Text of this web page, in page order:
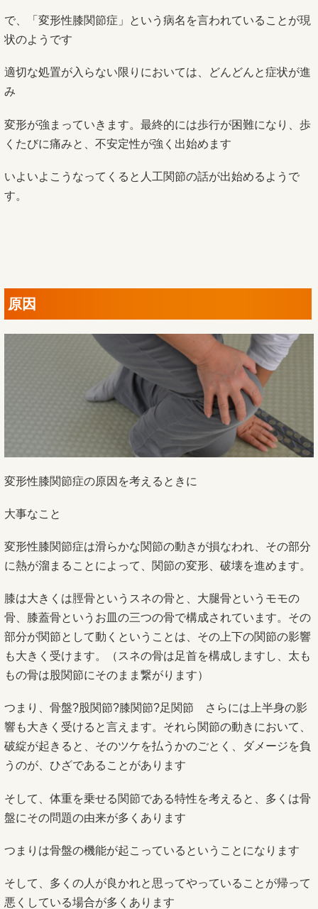
で、「変形性膝関節症」という病名を言われていることが現
状のようです
適切な処置が入らない限りにおいては、どんどんと症状が進
み
変形が強まっていきます。最終的には歩行が困難になり、歩
くたびに痛みと、不安定性が強く出始めます
いよいよこうなってくると人工関節の話が出始めるようで
す。
原因
変形性膝関節症の原因を考えるときに
大事なこと
変形性膝関節症は滑らかな関節の動きが損なわれ、その部分
に熱が溜まることによって、関節の変形、破壊を進めます。
膝は大きくは脛骨というスネの骨と、大腿骨というモモの
骨、膝蓋骨というお皿の三つの骨で構成されています。その
部分が関節として動くということは、その上下の関節の影響
も大きく受けます。（スネの骨は足首を構成しますし、太も
もの骨は股関節にそのまま繋がります）
つまり、骨盤?股関節?膝関節?足関節 さらには上半身の影
響も大きく受けると言えます。それら関節の動きにおいて、
破綻が起きると、そのツケを払うかのごとく、ダメージを負
うのが、ひざであることがあります
そして、体重を乗せる関節である特性を考えると、多くは骨
盤にその問題の由来が多くあります
つまりは骨盤の機能が起こっているということになります
そして、多くの人が良かれと思ってやっていることが帰って
悪くしている場合が多くあります